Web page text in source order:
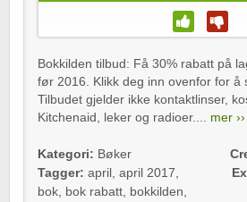
Bokkilden tilbud: Få 30% rabatt på
før 2016. Klikk deg inn ovenfor for å
Tilbudet gjelder ikke kontaktlinser,
Kitchenaid, leker og radioer.... mer ››
Kategori: Bøker
Tagger: april , april 2017,
bok, bok rabatt, bokkilden,